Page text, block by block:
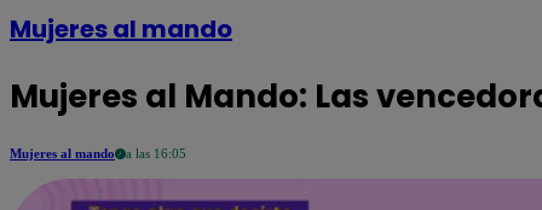
Mujeres al mando
Mujeres al Mando: Las
Mujeres al mando a las 16:05